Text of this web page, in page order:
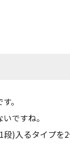
。
ですね。
)入るタイプを2